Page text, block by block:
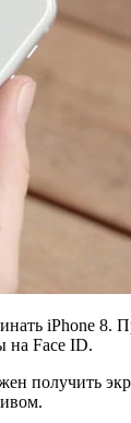
iPhone
на Face ID.